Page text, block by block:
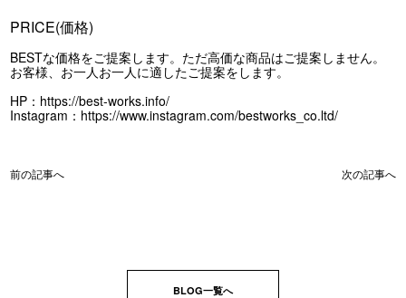
PRICE(価格)
BESTな価格をご提案します。ただ高価な商品はご提案しません。
お客様、お一人お一人に適したご提案をします。
HP： https://best-works.info/
Instagram： https://www.instagram.com/bestworks_co.ltd/
前の記事へ 次の記事へ
BLOG一覧へ